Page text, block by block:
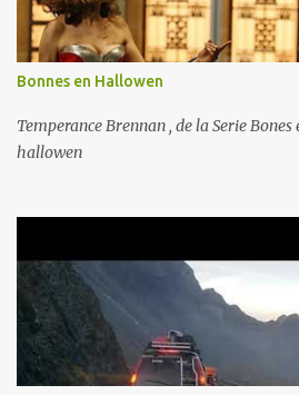
Bonnes en Hallowen
Temperance Brennan , de la Serie Bones
hallowen